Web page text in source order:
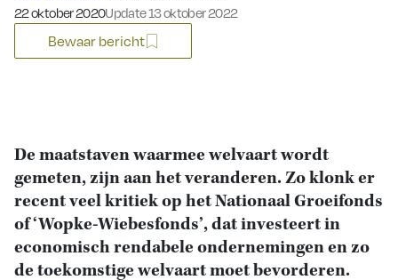
Gepubliceerd op:
22 oktober 2020Update 13 oktober 2022
Bewaar bericht
De maatstaven waarmee welvaart wordt
gemeten, zijn aan het veranderen. Zo klonk er
recent veel kritiek op het Nationaal Groeifonds
of ‘Wopke-Wiebesfonds’, dat investeert in
economisch rendabele ondernemingen en zo
de toekomstige welvaart moet bevorderen.